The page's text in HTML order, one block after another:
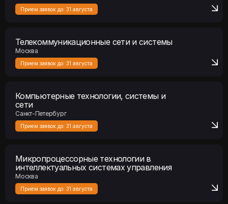
Прием заявок до:
Санкт-Петербург
Прием заявок до:31 августа
Москва
Прием заявок до: